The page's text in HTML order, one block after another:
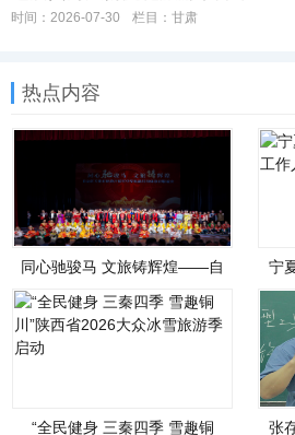
时间：2026-07-30 栏目： 甘肃
热点内容
同心驰骏马 文旅铸辉煌——自
华民族共同体意识联谊会
宁
“全民健身 三秦四季 雪趣铜 张